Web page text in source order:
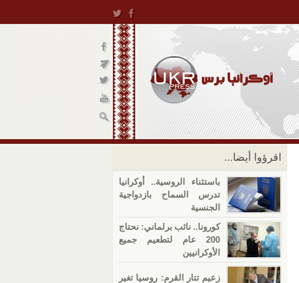
اقرؤوا أيضا...
باستثناء الروسية.. أوكرانيا
تدرس السماح بازدواجية
الجنسية
كورونا.. نائب برلماني: نحتاج
200 عام لتطعيم جميع
الأوكرانيين
زعيم تتار القرم: روسيا تغير